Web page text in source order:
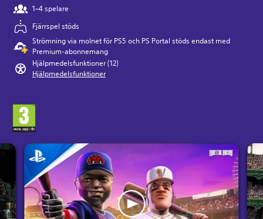
1–4 spelare
Fjärrspel stöds
Strömning via molnet för PS5 och PS Portal stöds endast med
Premium-abonnemang
Hjälpmedelsfunktioner (12)
Hjälpmedelsfunktioner